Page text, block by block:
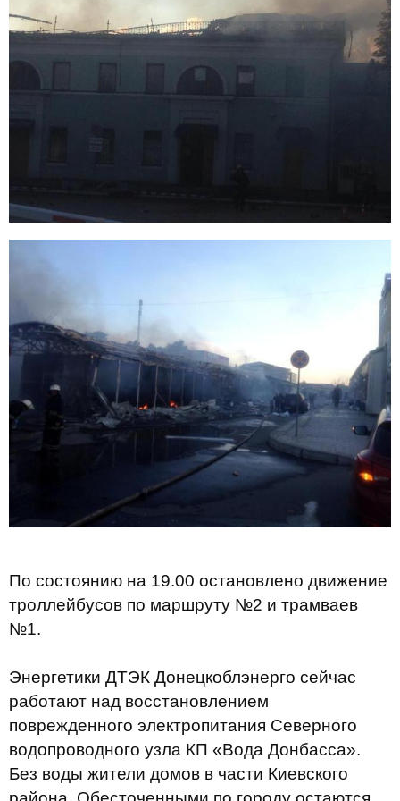
По состоянию на 19.00 остановлено движение
троллейбусов по маршруту №2 и трамваев
№1.
Энергетики ДТЭК Донецкоблэнерго сейчас
работают над восстановлением
поврежденного электропитания Северного
водопроводного узла КП «Вода Донбасса».
Без воды жители домов в части Киевского